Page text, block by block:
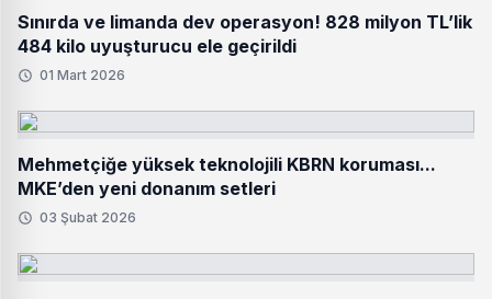
Sınırda ve limanda dev operasyon! 828 milyon TL’lik
484 kilo uyuşturucu ele geçirildi
01 Mart 2026
Mehmetçiğe yüksek teknolojili KBRN koruması...
MKE’den yeni donanım setleri
03 Şubat 2026